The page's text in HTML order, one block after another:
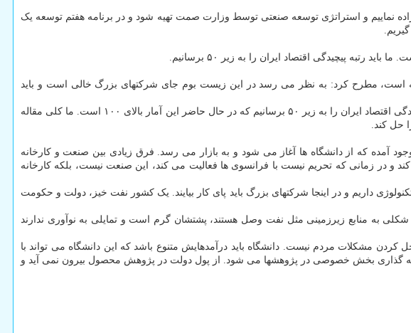
نماییم و استراتژی توسعه صنعتی توسط وزارت صمت تهیه شود و در برنامه هفتم توسعه یک
پیچیدگی اقتصاد ایران را به زیر ۵۰ برسانیم.
است، مطرح کرد: به نظر می رسد در این زیست بوم جای شرکتهای بزرگ خالی است و باید
مهندس فاطمی امین مطرح کرد: در وزارت صمت، در حوزه تجارت خارجی تمرکز ما بر مساله دانش بنیان است. ما باید رتبه پیچیدگی اقتصاد ایران را به زیر ۵۰ برسانیم که در حال حاضر این آمار بالای ۱۰۰ است. ما کلی مقاله
حل کند.
آمده که از دانشگاه ها آغاز می شود و به بازار می رسد. فرق زیادی بین صنعت و کارخانه
در زمانی که تحریم نیست با فرانسوی ها فعالیت می کند، این صنعت نیست، بلکه کارخانه
داریم و در اینجا شرکتهای بزرگ باید پای کار بیایند. یک کشور نفت خیز، دولت و حکومت
به منابع زیرزمینی مثل نفت وصل هستند، پشتشان گرم است و تمایلی به نوآوری ندارند
کردن مشکلات مردم نیست. دانشگاه باید درآمدهایش متنوع باشد که این دانشگاه می تواند با
گذاری بخش خصوصی در پژوهشها می شود. از پول دولت در پژوهش محصول بیرون نمی آید و